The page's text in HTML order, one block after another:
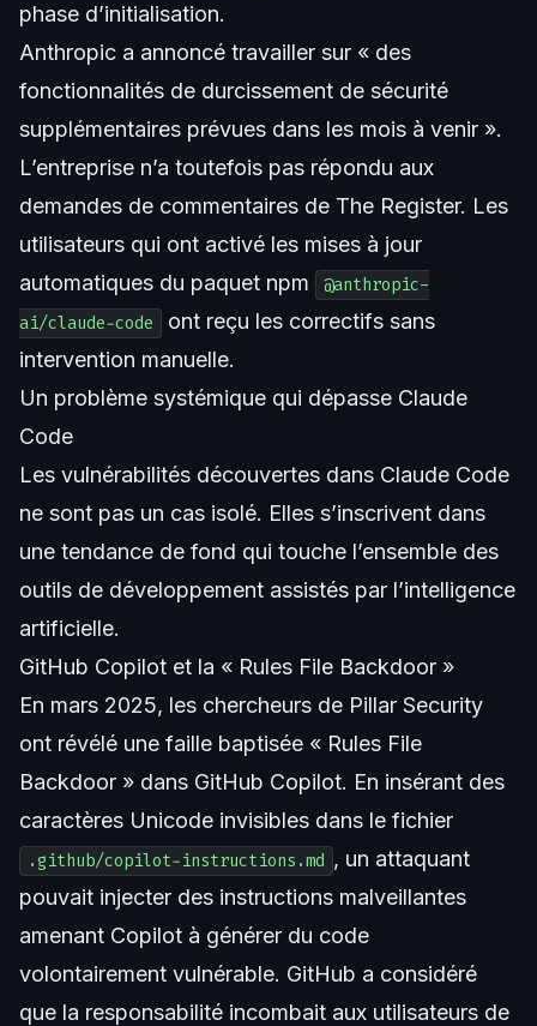
phase d’initialisation.
Anthropic a annoncé travailler sur « des
fonctionnalités de durcissement de sécurité
supplémentaires prévues dans les mois à venir ».
L’entreprise n’a toutefois pas répondu aux
demandes de commentaires de The Register. Les
utilisateurs qui ont activé les mises à jour
automatiques du paquet npm
@anthropic-
ai/claude-code
ont reçu les correctifs sans
intervention manuelle.
Un problème systémique qui dépasse Claude
Code
Les vulnérabilités découvertes dans Claude Code
ne sont pas un cas isolé. Elles s’inscrivent dans
une tendance de fond qui touche l’ensemble des
outils de développement assistés par l’intelligence
artificielle.
GitHub Copilot et la « Rules File Backdoor »
En mars 2025, les chercheurs de Pillar Security
ont révélé une faille baptisée « Rules File
Backdoor » dans GitHub Copilot. En insérant des
caractères Unicode invisibles dans le fichier
.github/copilot-instructions.md , un attaquant
pouvait injecter des instructions malveillantes
amenant Copilot à générer du code
volontairement vulnérable. GitHub a considéré
que la responsabilité incombait aux utilisateurs de